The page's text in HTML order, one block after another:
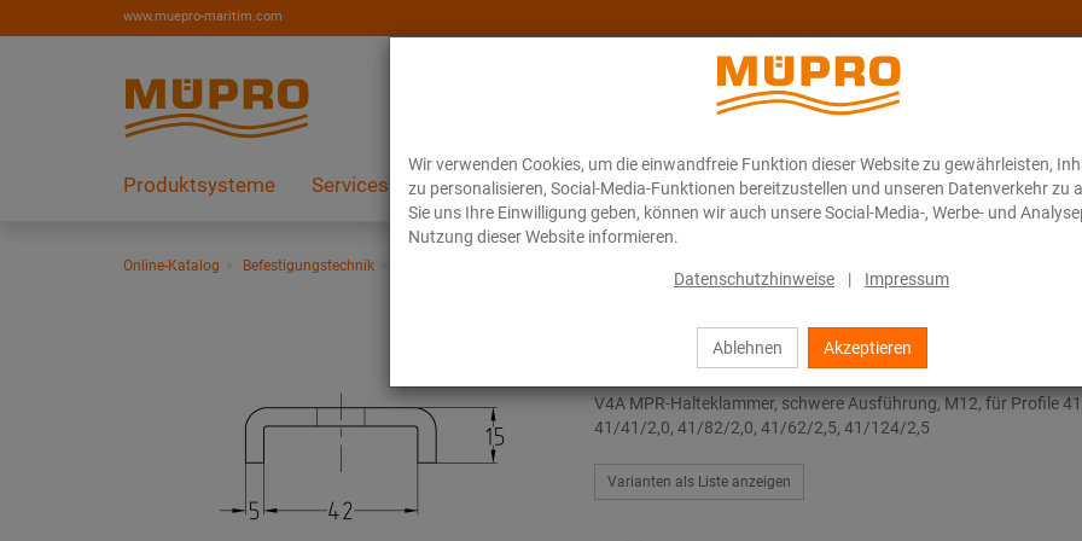
Wir verwenden Cookies, um die einwandfreie Funktion dieser Website zu gewährleisten,
zu personalisieren, Social-Media-Funktionen bereitzustellen und unseren Datenverkehr zu
Sie uns Ihre Einwilligung geben, können wir auch unsere Social-Media-, Werbe- und
Nutzung dieser Website informieren.
Datenschutzhinweise | Impressum
Ablehnen Akzeptieren
www.muepro-maritim.com
Produktsysteme Services Referenzen Über MÜPRO Maritim Blog ONLINE-KATALOG
Online-Katalog Befestigungstechnik
MPR-Halteklammern
V4A MPR-Halteklammer, schwere Ausführung, M12, für Profile
41/41/2,0, 41/82/2,0, 41/62/2,5, 41/124/2,5
Varianten als Liste anzeigen